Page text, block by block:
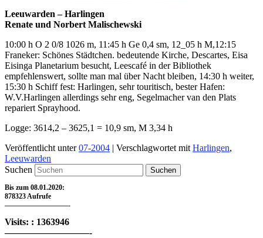
Leeuwarden – Harlingen
Renate und Norbert Malischewski
10:00 h O 2 0/8 1026 m, 11:45 h Ge 0,4 sm, 12_05 h M,12:15
Franeker: Schönes Städtchen. bedeutende Kirche, Descartes, Eisa
Eisinga Planetarium besucht, Leescafé in der Bibliothek
empfehlenswert, sollte man mal über Nacht bleiben, 14:30 h weiter,
15:30 h Schiff fest: Harlingen, sehr touritisch, bester Hafen:
W.V.Harlingen allerdings sehr eng, Segelmacher van den Plats
repariert Sprayhood.
Logge: 3614,2 – 3625,1 = 10,9 sm, M 3,34 h
Veröffentlicht unter 07-2004 | Verschlagwortet mit Harlingen,
Leeuwarden
Suchen
Bis zum 08.01.2020:
878323 Aufrufe
—————————-
Visits: : 1363946
—————————-